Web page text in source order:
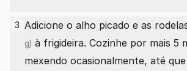
3 Adicione o alho picado e as
g) à frigideira. Cozinhe por mais 5
mexendo ocasionalmente, até